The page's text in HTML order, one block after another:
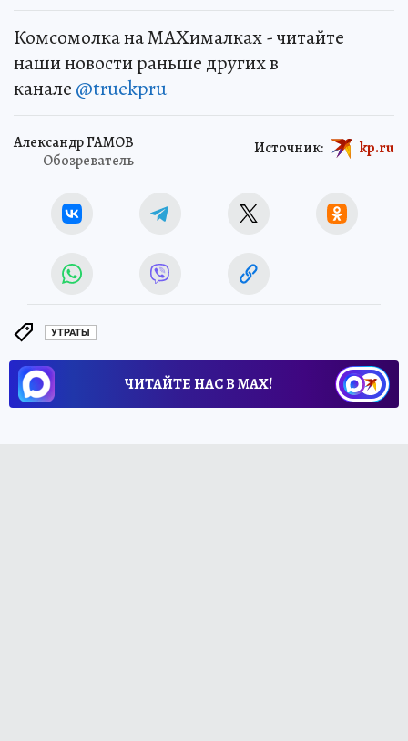
Комсомолка на MAXималках - читайте
наши новости раньше других в
канале @truekpru
Александр ГАМОВ
Обозреватель
Источник: kp.ru
УТРАТЫ
ЧИТАЙТЕ НАС В МАХ!